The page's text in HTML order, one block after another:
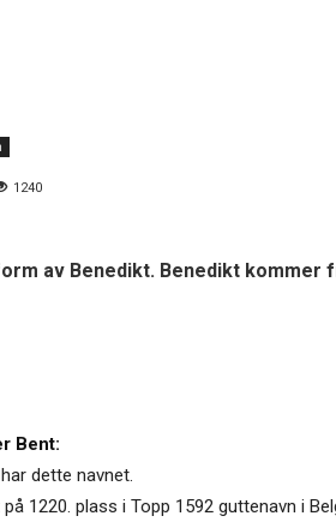
1240
av Benedikt. Benedikt
Bent:
dette navnet.
1220. plass i Topp 1592 guttenavn i